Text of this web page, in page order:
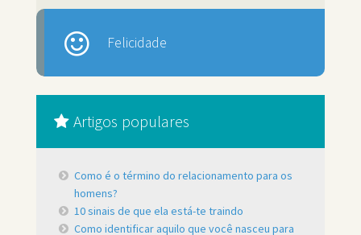
Felicidade
Artigos populares
Como é o término do relacionamento para os
homens?
10 sinais de que ela está-te traindo
Como identificar aquilo que você nasceu para